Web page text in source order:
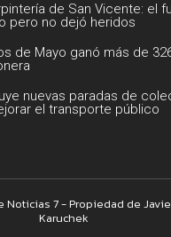
de San Vicente: el
pero no dejó heridos
de Mayo ganó más de
nuevas paradas de
el transporte público
Noticias 7 - Propiedad de
Karuchek